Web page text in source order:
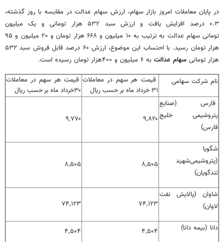
در پایان معاملات امروز بازار سهام، ارزش سهام عدالت در مقایسه با روز گذشته،
۰.۳ درصد افزایش یافت و ارزش سبد ۵۳۲ هزار تومانی و یک میلیون
تومانی سهام عدالت به ترتیب به ۱۰ میلیون و ۶۶۸ هزار تومان و ۲۰ میلیون و ۹۵
هزار تومان رسید. با احتساب این موضوع، ارزش ۶۰ درصد قابل فروش سبد ۵۳۲
هزار تومانی سهام عدالت به ۶ میلیون و ۴۰۰هزار تومان رسیده است.
نام شرکت سهامی
قیمت هر سهم در معاملات
۳۱ خرداد ماه بر حسب ریال
قیمت هر سهم در معاملات
۳۰خرداد ماه بر حسب ریال
فارس (صنایع‌
پتروشیمی خلیج
فارس)
۹,۸۲۰ ۹,۷۷۰
شگویا
(پتروشیمی‌شهید
تندگویان)
۸,۵۰۵ ۸,۵۰۵
شاوان (پالایش نفت
لاوان)
۷۴,۱۲۳ ۷۴,۱۲۳
دانا (بیمه دانا) ۴,۵۰۴
۴,۵۰۴